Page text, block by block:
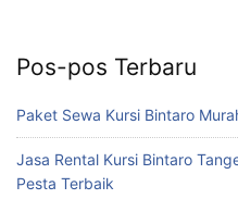
Pos-pos Terbaru
Paket Sewa Kursi Bintaro
Jasa Rental Kursi Bintaro
Pesta Terbaik